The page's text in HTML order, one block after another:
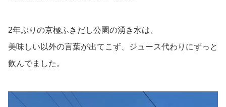
2年ぶりの京極ふきだし公園の湧き水は、
美味しい以外の言葉が出てこず、ジュース代わりにずっと
飲んでました。